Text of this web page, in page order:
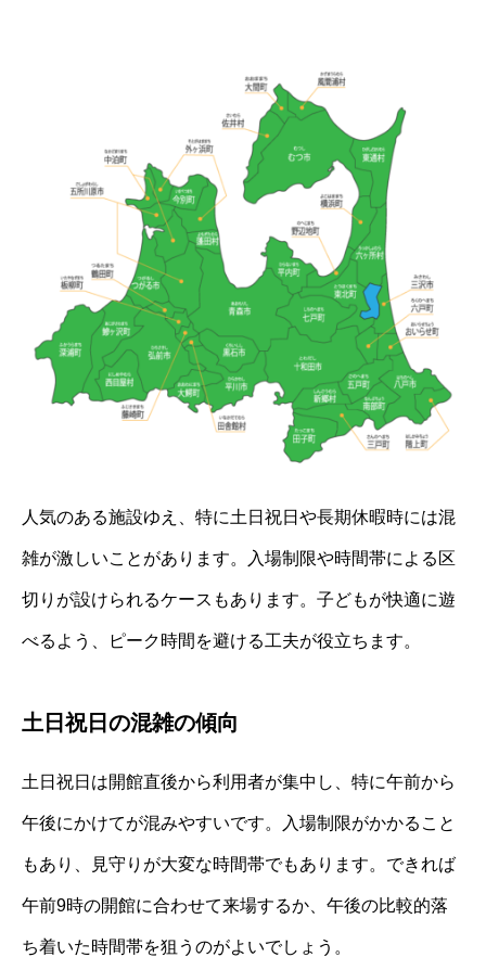
人気のある施設ゆえ、特に土日祝日や長期休暇時には混
雑が激しいことがあります。入場制限や時間帯による区
切りが設けられるケースもあります。子どもが快適に遊
べるよう、ピーク時間を避ける工夫が役立ちます。
土日祝日の混雑の傾向
土日祝日は開館直後から利用者が集中し、特に午前から
午後にかけてが混みやすいです。入場制限がかかること
もあり、見守りが大変な時間帯でもあります。できれば
午前9時の開館に合わせて来場するか、午後の比較的落
ち着いた時間帯を狙うのがよいでしょう。